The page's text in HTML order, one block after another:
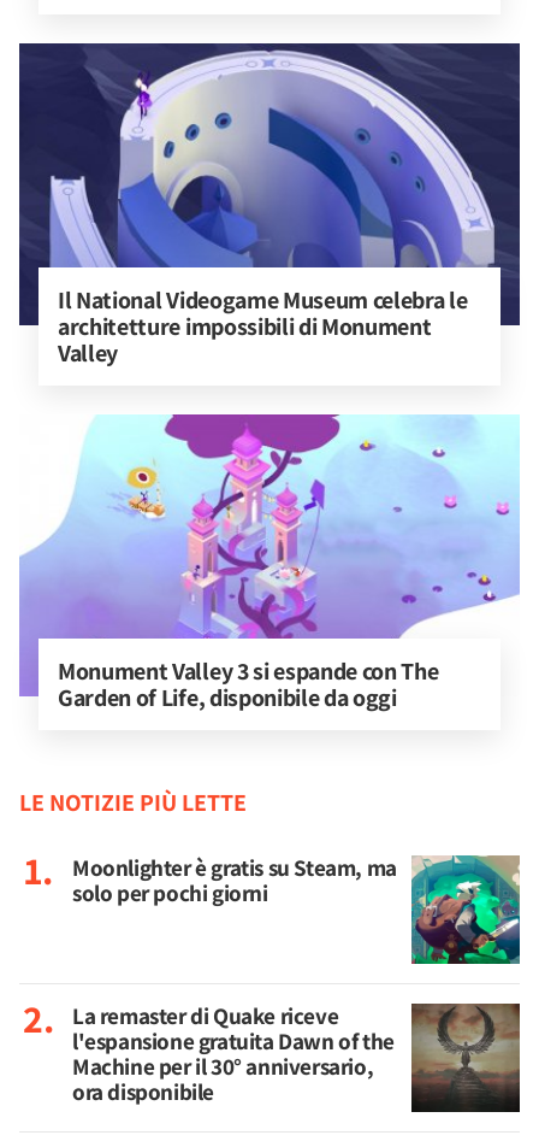
Il National Videogame Museum celebra le
architetture impossibili di Monument
Valley
Monument Valley 3 si espande con The
Garden of Life, disponibile da oggi
LE NOTIZIE PIÙ LETTE
Moonlighter è gratis su Steam, ma
solo per pochi giorni
La remaster di Quake riceve
l'espansione gratuita Dawn of the
Machine per il 30° anniversario,
ora disponibile